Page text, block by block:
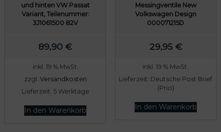
und hinten VW Passat
Variant, Teilenummer:
3J1061500 82V
89,90 €
inkl. 19 % MwSt.
zzgl. Versandkosten
Lieferzeit: 5 Werktage
In den Warenkorb
Messingventile New
Volkswagen Design
000071215D
29,95 €
inkl. 19 % MwSt.
Lieferzeit: Deutsche Post Brief
(Prio)
In den Warenkorb